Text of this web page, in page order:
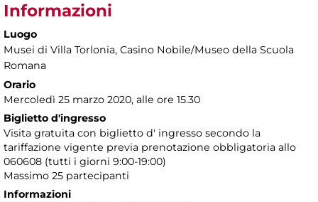
Informazioni
Luogo
Musei di Villa Torlonia, Casino Nobile/Museo della Scuola
Romana
Orario
Mercoledì 25 marzo 2020, alle ore 15.30
Biglietto d'ingresso
Visita gratuita con biglietto d' ingresso secondo la
tariffazione vigente previa prenotazione obbligatoria allo
060608 (tutti i giorni 9:00-19:00)
Massimo 25 partecipanti
Informazioni